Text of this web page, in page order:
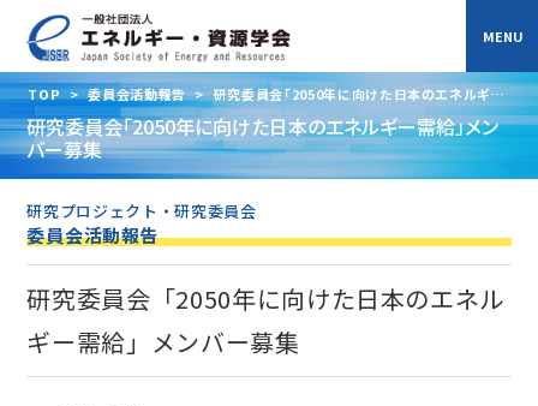
TOP > 委員会活動報告 > 研究委員会「2050年に向けた日本のエネルギー
需給」メンバー募集
研究委員会「2050年に向けた日本のエネルギー需給」メン
バー募集
研究プロジェクト・研究委員会
委員会活動報告
研究委員会「2050年に向けた日本のエネル
ギー需給」メンバー募集